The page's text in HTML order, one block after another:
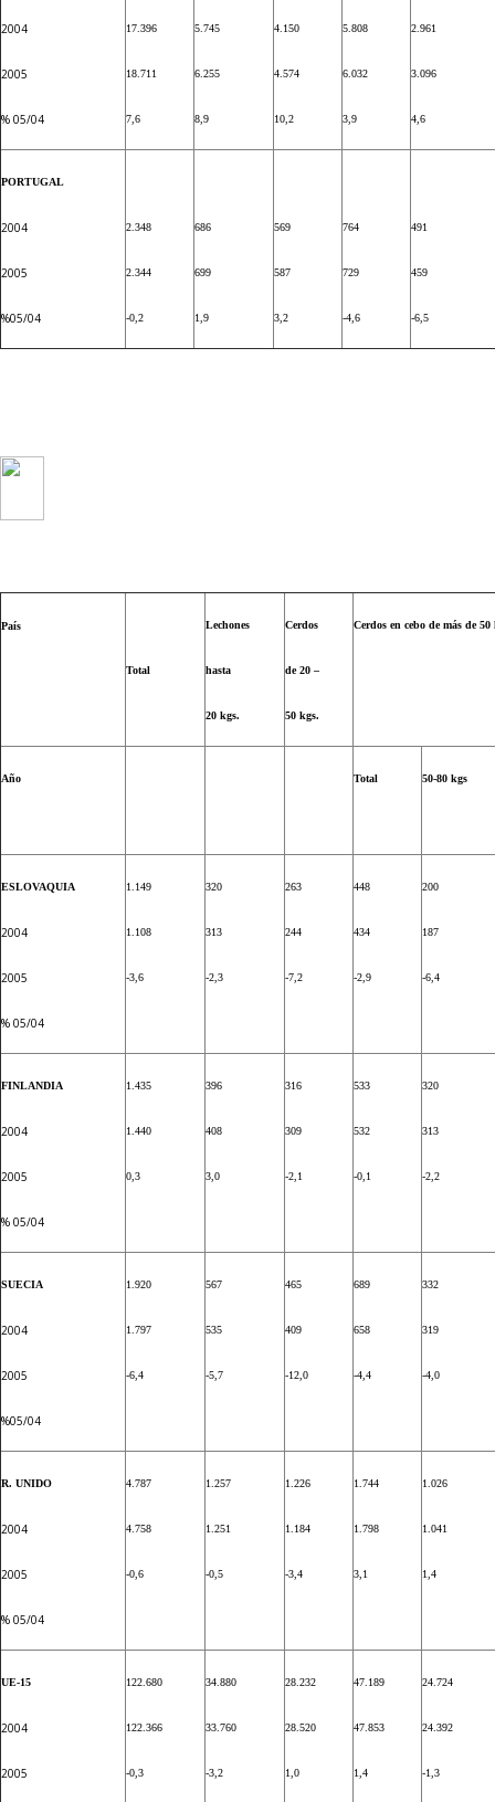
2004
2005
% 05/04
17.396
18.711
7,6
5.745
6.255
8,9
4.150
4.574
10,2
5.808
6.032
3,9
2.961
3.096
4,6
PORTUGAL
2004
2005
%05/04
2.348
2.344
-0,2
686
699
1,9
569
587
3,2
764
729
-4,6
491
459
-6,5
País
Total
Lechones
hasta
20 kgs.
Cerdos
de 20 –
50 kgs.
Cerdos en cebo de más de 50
Año Total 50-80 kgs
ESLOVAQUIA
2004
2005
% 05/04
1.149
1.108
-3,6
320
313
-2,3
263
244
-7,2
448
434
-2,9
200
187
-6,4
FINLANDIA
2004
2005
% 05/04
1.435
1.440
0,3
396
408
3,0
316
309
-2,1
533
532
-0,1
320
313
-2,2
SUECIA
2004
2005
%05/04
1.920
1.797
-6,4
567
535
-5,7
465
409
-12,0
689
658
-4,4
332
319
-4,0
R. UNIDO
2004
2005
% 05/04
4.787
4.758
-0,6
1.257
1.251
-0,5
1.226
1.184
-3,4
1.744
1.798
3,1
1.026
1.041
1,4
UE-15
2004
2005
122.680
122.366
-0,3
34.880
33.760
-3,2
28.232
28.520
1,0
47.189
47.853
1,4
24.724
24.392
-1,3